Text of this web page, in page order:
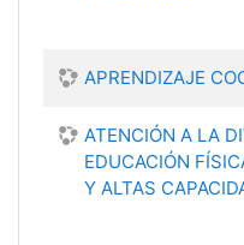
APRENDIZAJE
ATENCIÓN A LA
EDUCACIÓN
Y ALTAS